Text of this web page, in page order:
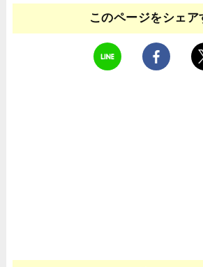
このページをシェア